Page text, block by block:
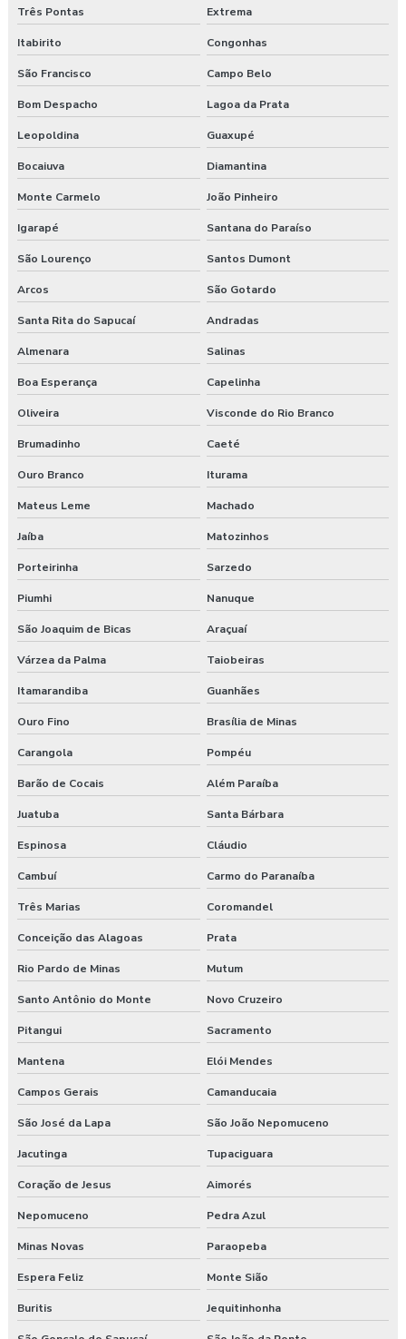
Laudo ergonômico nr17
Laudo ergonômico pgr
Laudo ergonômico preço
Laudo esocial
Laudo pgr esocial
Laudo sst esocial
Laudo técnico ergonômico
Nr 31 treinamento máquinas agrícolas
Orçamento laudo ergonômico
Pgr rural
Pgr segurança do trabalho esocial
Pgr segurança do trabalho nr
Pgr segurança do trabalho nr 01
Pgr segurança do trabalho valor
Pgrtr nr 31
Plano de atendimento a emergência
Plano de atendimento a emergência em obras
Programa de gerenciamento de riscos
Programa de gerenciamento de riscos ambientais
Programa de gerenciamento de riscos no trabalho rural
Programa de gerenciamento de riscos nr
Programa de gerenciamento de riscos nr 1
Programa de gerenciamento de riscos ocupacionais
Programa pgr
Programa de prevenção de riscos ergonômicos
Programas de segurança do trabalho na construção civil
Segurança e medicina do trabalho
Serviço de higiene e segurança no trabalho
Serviço de segurança do trabalho
Três Pontas Extrema
Itabirito Congonhas
São Francisco Campo Belo
Bom Despacho Lagoa da Prata
Leopoldina Guaxupé
Bocaiuva Diamantina
Monte Carmelo João Pinheiro
Igarapé Santana do Paraíso
São Lourenço Santos Dumont
Arcos São Gotardo
Santa Rita do Sapucaí Andradas
Almenara Salinas
Boa Esperança Capelinha
Oliveira Visconde do Rio Branco
Brumadinho Caeté
Ouro Branco Iturama
Mateus Leme Machado
Jaíba Matozinhos
Porteirinha Sarzedo
Piumhi Nanuque
São Joaquim de Bicas Araçuaí
Várzea da Palma Taiobeiras
Itamarandiba Guanhães
Ouro Fino Brasília de Minas
Carangola Pompéu
Barão de Cocais Além Paraíba
Juatuba Santa Bárbara
Espinosa Cláudio
Cambuí Carmo do Paranaíba
Três Marias Coromandel
Conceição das Alagoas Prata
Rio Pardo de Minas Mutum
Santo Antônio do Monte Novo Cruzeiro
Pitangui Sacramento
Mantena Elói Mendes
Campos Gerais Camanducaia
São José da Lapa São João Nepomuceno
Jacutinga Tupaciguara
Coração de Jesus Aimorés
Nepomuceno Pedra Azul
Minas Novas Paraopeba
Espera Feliz Monte Sião
Buritis Jequitinhonha